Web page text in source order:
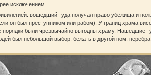
исключением.
вошедший туда получал право убежища и
он был преступником или рабом). У границ храма
порядки были чрезвычайно выгодны храму. Нашедшие
был небольшой выбор: бежать в другой ном,